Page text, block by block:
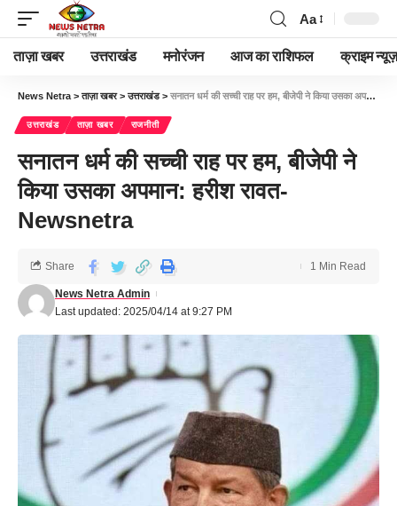
Aa
ताज़ा खबर उत्तराखंड मनोरंजन आज का राशिफल क्राइम न्यूज़
News Netra >ताज़ा खबर>उत्तराखंड> सनातन धर्म की सच्ची राह पर हम, बीजेपी ने किया उसका अपमान: हरीश रावत-Newsnetra
उत्तराखंड ताज़ा खबर राजनीती
सनातन धर्म की सच्ची राह पर हम, बीजेपी ने
किया उसका अपमान: हरीश रावत-
Newsnetra
Last updated: 2025/04/14 at 9:27 PM
News Netra Admin
Share 1 Min Read